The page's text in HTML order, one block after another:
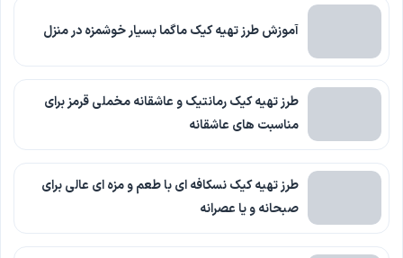
آموزش طرز تهیه کیک ماگما بسیار خوشمزه در منزل
طرز تهیه کیک رمانتیک و عاشقانه مخملی قرمز برای
مناسبت های عاشقانه
طرز تهیه کیک نسکافه ای با طعم و مزه ای عالی برای
صبحانه و یا عصرانه